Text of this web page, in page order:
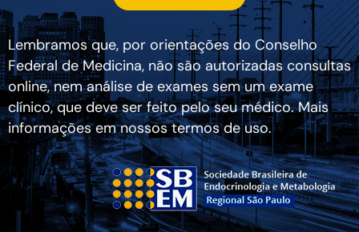
Lembramos que, por orientações do Conselho
Federal de Medicina, não são autorizadas consultas
online, nem análise de exames sem um exame
clínico, que deve ser feito pelo seu médico. Mais
informações em nossos termos de uso.